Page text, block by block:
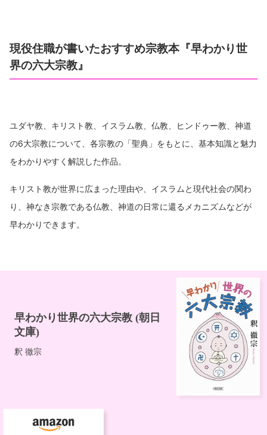
現役住職が書いたおすすめ宗教本『早わかり世
界の六大宗教』
ユダヤ教、キリスト教、イスラム教、仏教、ヒンドゥー教、神道
の6大宗教について、各宗教の「聖典」をもとに、基本知識と魅力
をわかりやすく解説した作品。
キリスト教が世界に広まった理由や、イスラムと現代社会の関わ
り、神なき宗教である仏教、神道の日常に還るメカニズムなどが
早わかりできます。